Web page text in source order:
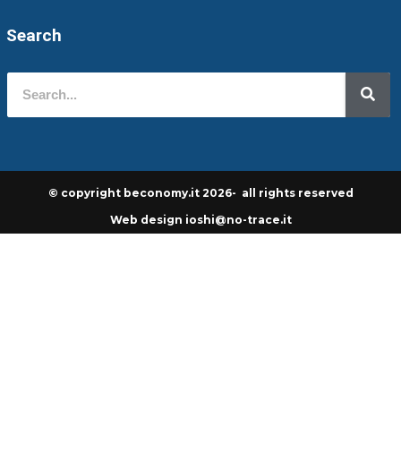
Search
© copyright beconomy.it 2026- all rights reserved
Web design ioshi@no-trace.it